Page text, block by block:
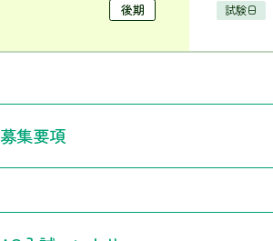
後期 試験日
募集要項